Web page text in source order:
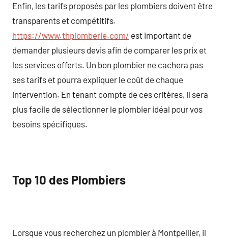
Enfin, les tarifs proposés par les plombiers doivent être
transparents et compétitifs.
https://www.thplomberie.com/ est important de
demander plusieurs devis afin de comparer les prix et
les services offerts. Un bon plombier ne cachera pas
ses tarifs et pourra expliquer le coût de chaque
intervention. En tenant compte de ces critères, il sera
plus facile de sélectionner le plombier idéal pour vos
besoins spécifiques.
Top 10 des Plombiers
Lorsque vous recherchez un plombier à Montpellier, il